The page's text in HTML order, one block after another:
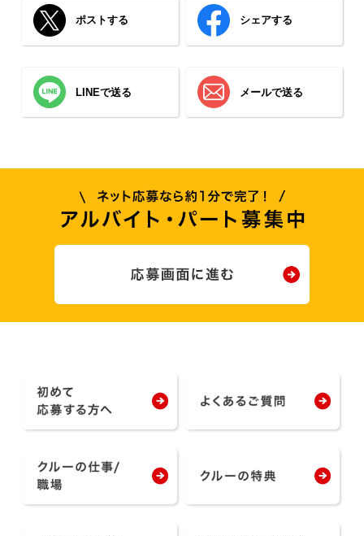
ポストする シェアする
LINEで送る メールで送る